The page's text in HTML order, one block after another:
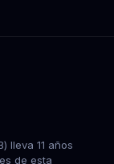
lleva 11 años
de esta